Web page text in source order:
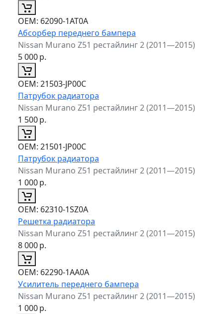
ОЕМ: 62090-1AT0A
Абсорбер переднего бампера
Nissan Murano Z51 рестайлинг 2 (2011—2015)
5 000р.
ОЕМ: 21503-JP00C
Патрубок радиатора
Nissan Murano Z51 рестайлинг 2 (2011—2015)
1 500р.
ОЕМ: 21501-JP00C
Патрубок радиатора
Nissan Murano Z51 рестайлинг 2 (2011—2015)
1 000р.
ОЕМ: 62310-1SZ0A
Решетка радиатора
Nissan Murano Z51 рестайлинг 2 (2011—2015)
8 000р.
ОЕМ: 62290-1AA0A
Усилитель переднего бампера
Nissan Murano Z51 рестайлинг 2 (2011—2015)
1 000р.